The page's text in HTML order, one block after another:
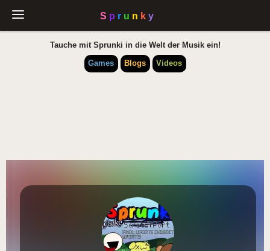
Tauche mit Sprunki in die Welt der Musik ein!
Games
Blogs Videos